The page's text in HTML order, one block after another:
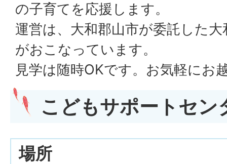
の子育てを応援します。
運営は、大和郡山市が委託した
がおこなっています。
見学は随時OKです。お気軽にお
こどもサポートセン
場所